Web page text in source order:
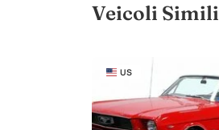
Veicoli Simili
US